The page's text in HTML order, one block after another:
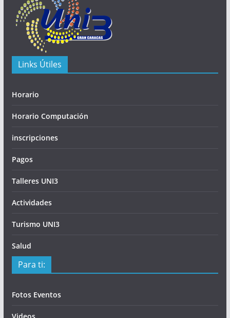
Links Útiles
Horario
Horario Computación
inscripciones
Pagos
Talleres UNI3
Actividades
Turismo UNI3
Salud
Para ti:
Fotos Eventos